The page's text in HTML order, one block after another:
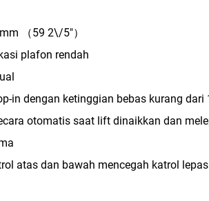
（59 2\/5"）
plafon rendah
in dengan ketinggian bebas kurang
otomatis saat lift dinaikkan dan
atas dan bawah mencegah katrol lepas